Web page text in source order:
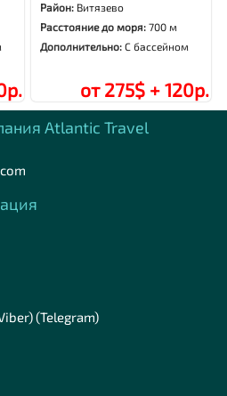
Район: Витязево
Расстояние до моря:700 м
Дополнительно:С бассейном
от 275$ + 120р.
Аtlantic Travel
(Telegram)